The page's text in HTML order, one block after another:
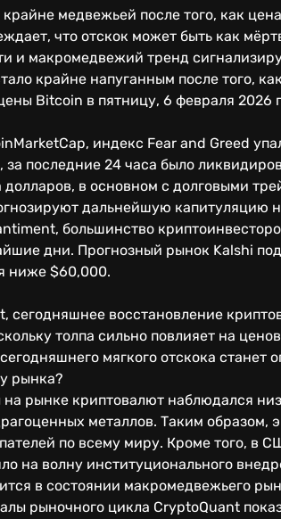
медвежьей после того, как
что отскок может быть как
и макромедвежий тренд
крайне напуганным после того,
Bitcoin в пятницу, 6 февраля
индекс Fear and Greed
за последние 24 часа было
в основном с долговыми
дальнейшую капитуляцию
большинство
дни. Прогнозный рынок Kalshi
ниже $60,000.
сегодняшнее восстановление
толпа сильно повлияет на
мягкого отскока
рынка?
рынке криптовалют наблюдался
металлов. Таким образом,
по всему миру. Кроме того, в
на волну институционального
в состоянии макромедвежьего
рыночного цикла CryptoQuant